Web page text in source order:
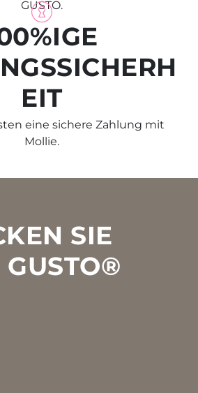
GUSTO.
EIT
eine sichere Zahlung mit
Mollie.
SIE
GUSTO®